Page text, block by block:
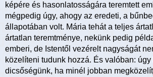
képére és hasonlatosságára teremtett
mégpedig úgy, ahogy az eredeti, a
állapotában volt. Mária tehát a teljes
ártatlan teremtménye, nekünk pedig
emberi, de Istentől vezérelt nagyságát
közelíteni tudunk hozzá. És valóban:
dicsőségünk, ha minél jobban